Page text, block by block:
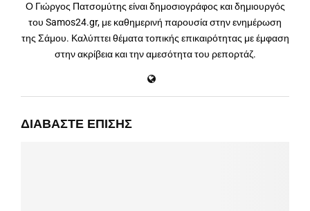
Ο Γιώργος Πατσομύτης είναι δημοσιογράφος και δημιουργός
του Samos24.gr, με καθημερινή παρουσία στην ενημέρωση
της Σάμου. Καλύπτει θέματα τοπικής επικαιρότητας με έμφαση
στην ακρίβεια και την αμεσότητα του ρεπορτάζ.
ΔΙΑΒΆΣΤΕ ΕΠΊΣΗΣ